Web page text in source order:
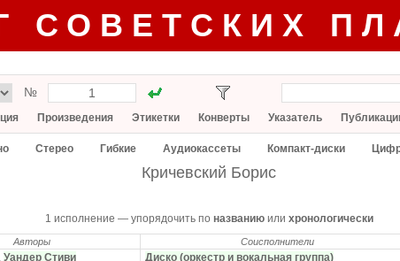
СОВЕТСКИХ
№
Произведения Этикетки Конверты Указатель
Стерео Гибкие Аудиокассеты Компакт-диски
Кричевский Борис
1 исполнение — упорядочить по названиюили хронологически
Авторы Соисполнители
, Уандер Стиви Диско (оркестр и вокальная группа)